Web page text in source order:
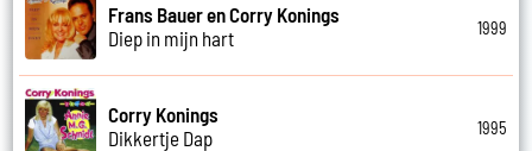
Frans Bauer en Corry Konings
Diep in mijn hart
1999
Corry Konings
Dikkertje Dap
1995